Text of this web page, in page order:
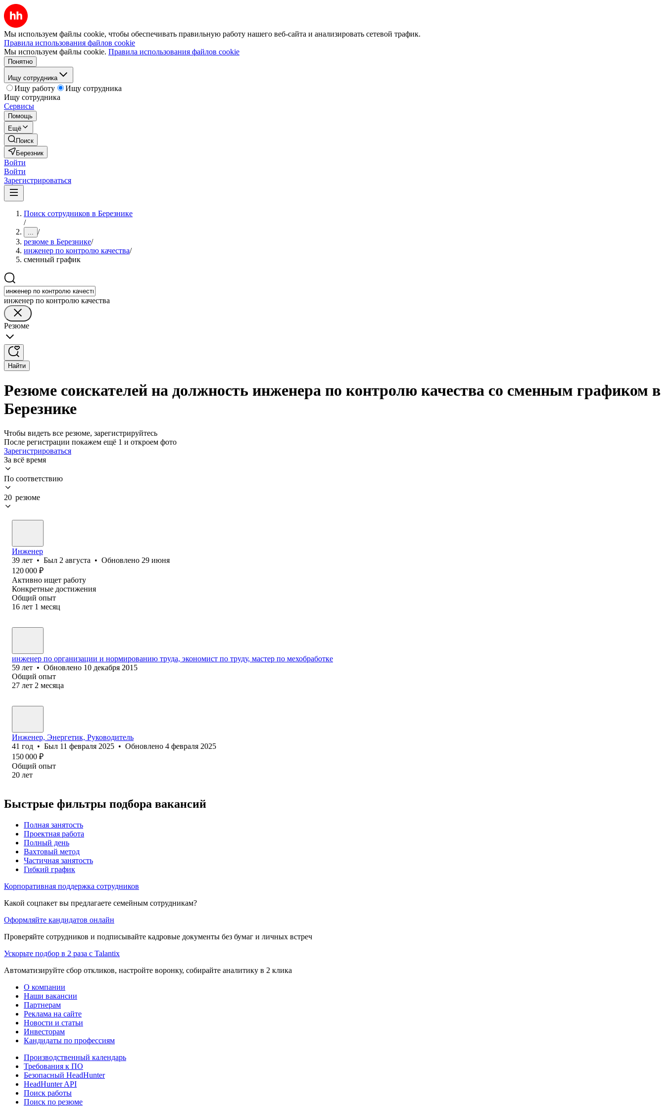
Мы используем файлы cookie, чтобы обеспечивать правильную работу нашего веб-сайта и анализировать сетевой трафик.
Правила использования файлов cookie
Мы используем файлы cookie. Правила использования файлов cookie
Понятно
Ищу сотрудника
Ищу работу
Ищу сотрудника
Ищу сотрудника
Сервисы
Помощь
Ещё
Поиск
Березник
Войти
Войти
Зарегистрироваться
Поиск сотрудников в Березнике
/
... /
резюме в Березнике/
инженер по контролю качества/
сменный график
инженер по контролю качества
Резюме
Найти
Резюме соискателей на должность инженера по контролю качества со сменным графиком в
Березнике
Чтобы видеть все резюме, зарегистрируйтесь
После регистрации покажем ещё 1 и откроем фото
Зарегистрироваться
За всё время
По соответствию
20 резюме
Инженер
39 лет • Был 2 августа • Обновлено 29 июня
120 000 ₽
Активно ищет работу
Конкретные достижения
Общий опыт
16 лет 1 месяц
инженер по организации и нормированию труда, экономист по труду, мастер по мехобработке
59 лет • Обновлено 10 декабря 2015
Общий опыт
27 лет 2 месяца
Инженер, Энергетик, Руководитель
41 год • Был 11 февраля 2025 • Обновлено 4 февраля 2025
150 000 ₽
Общий опыт
20 лет
Быстрые фильтры подбора вакансий
Полная занятость
Проектная работа
Полный день
Вахтовый метод
Частичная занятость
Гибкий график
Корпоративная поддержка сотрудников
Какой соцпакет вы предлагаете семейным сотрудникам?
Оформляйте кандидатов онлайн
Проверяйте сотрудников и подписывайте кадровые документы без бумаг и личных встреч
Ускорьте подбор в 2 раза с Talantix
Автоматизируйте сбор откликов, настройте воронку, собирайте аналитику в 2 клика
О компании
Наши вакансии
Партнерам
Реклама на сайте
Новости и статьи
Инвесторам
Кандидаты по профессиям
Производственный календарь
Требования к ПО
Безопасный HeadHunter
HeadHunter API
Поиск работы
Поиск по резюме